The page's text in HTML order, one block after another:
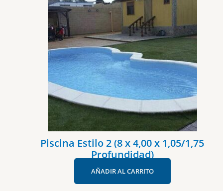
Piscina Estilo 2 (8 x 4,00 x 1,05/1,75
Profundidad)
AÑADIR AL CARRITO